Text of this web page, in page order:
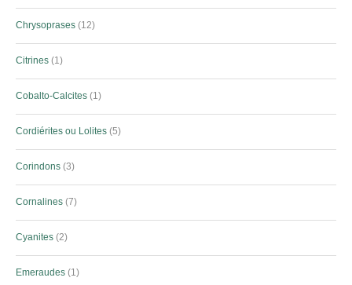
Chrysoprases 12
Citrines 1
Cobalto-Calcites 1
Cordiérites ou Lolites 5
Corindons 3
Cornalines 7
Cyanites 2
Emeraudes 1